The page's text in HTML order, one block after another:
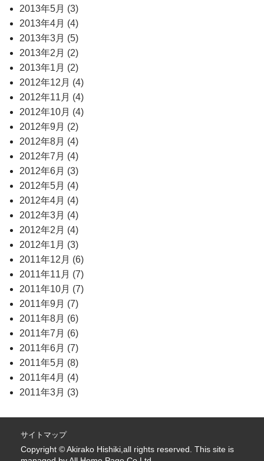
2013年5月 (3)
2013年4月 (4)
2013年3月 (5)
2013年2月 (2)
2013年1月 (2)
2012年12月 (4)
2012年11月 (4)
2012年10月 (4)
2012年9月 (2)
2012年8月 (4)
2012年7月 (4)
2012年6月 (3)
2012年5月 (4)
2012年4月 (4)
2012年3月 (4)
2012年2月 (4)
2012年1月 (3)
2011年12月 (6)
2011年11月 (7)
2011年10月 (7)
2011年9月 (7)
2011年8月 (6)
2011年7月 (6)
2011年6月 (7)
2011年5月 (8)
2011年4月 (4)
2011年3月 (3)
サイトマップ
Copyright © Akirako Hishiki,all rights reserved. This site is